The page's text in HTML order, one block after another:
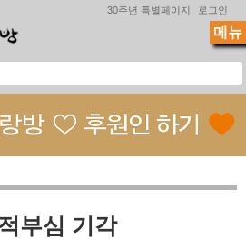
30주년 특별페이지 로그인
부심 기각
메뉴